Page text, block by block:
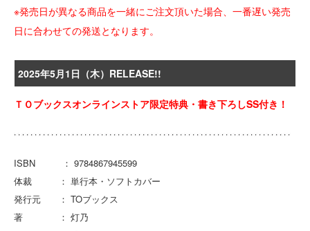
※発売日が異なる商品を一緒にご注文頂いた場合、一番遅い発売
日に合わせての発送となります。
2025年5月1日（木）RELEASE!!
ＴＯブックスオンラインストア限定特典・書き下ろしSS付き！
ISBN ： 9784867945599
体裁 ： 単行本・ソフトカバー
発行元 ： TOブックス
著 ： 灯乃